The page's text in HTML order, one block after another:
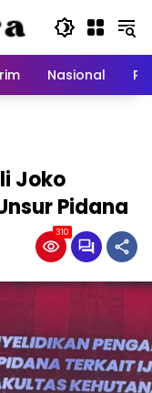
Nasional
Joko
Pidana
310